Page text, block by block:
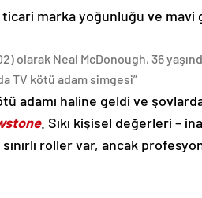
marka yoğunluğu ve mavi
olarak Neal McDonough, 36
TV kötü adam simgesi”
adamı haline geldi ve
. Sıkı kişisel değerleri –
roller var, ancak